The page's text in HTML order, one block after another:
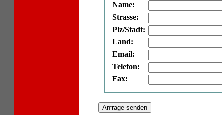
Name:
Strasse:
Plz/Stadt:
Land:
Email:
Telefon:
Fax: